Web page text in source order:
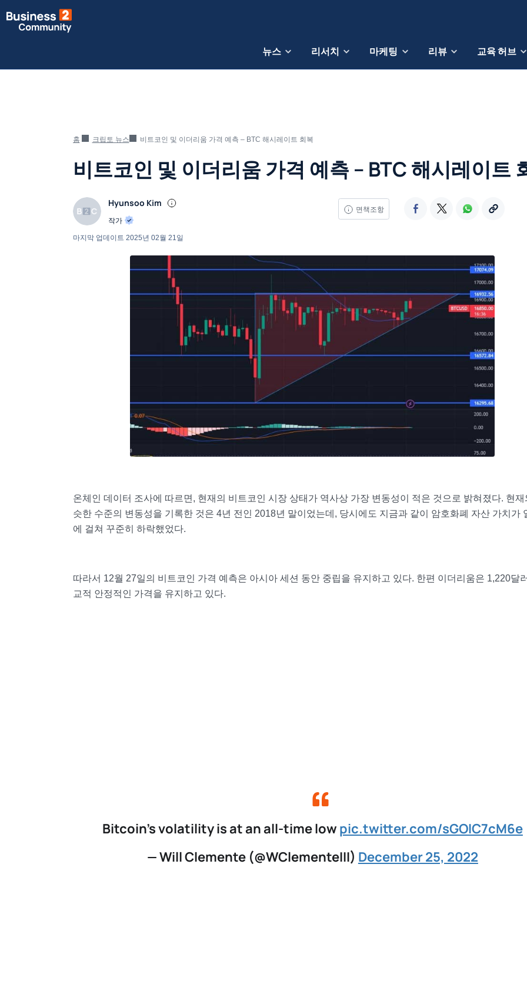
뉴스 리서치 마케팅 리뷰 교육 허브
홈 크립토 뉴스 비트코인 및 이더리움 가격 예측 – BTC 해시레이트 회복
비트코인 및 이더리움 가격 예측 – BTC 해시레이트
Hyunsoo Kim
작가
면책조항
마지막 업데이트 2025년 02월 21일
온체인 데이터 조사에 따르면, 현재의 비트코인 시장 상태가 역사상 가장 변동성이 적은 것으로 밝혀졌다. 현재
슷한 수준의 변동성을 기록한 것은 4년 전인 2018년 말이었는데, 당시에도 지금과 같이 암호화폐 자산 가치가
에 걸쳐 꾸준히 하락했었다.
따라서 12월 27일의 비트코인 가격 예측은 아시아 세션 동안 중립을 유지하고 있다. 한편 이더리움은 1,220달
교적 안정적인 가격을 유지하고 있다.
Bitcoin's volatility is at an all-time low pic.twitter.com/sGOIC7cM6e
— Will Clemente (@WClementeIII) December 25, 2022